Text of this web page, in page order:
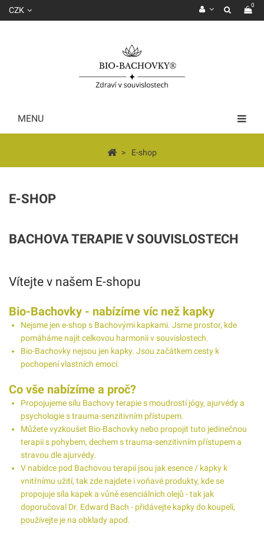
0
CZK
MENU
> E-shop
E-SHOP
BACHOVA TERAPIE V SOUVISLOSTECH
Vítejte v našem E-shopu
Bio-Bachovky - nabízíme víc než kapky
Nejsme jen e-shop s Bachovými kapkami. Jsme prostor, kde
pomáháme najít celkovou harmonii v souvislostech.
Bio-Bachovky nejsou jen kapky. Jsou začátkem cesty k
pochopení vlastních emocí.
Co vše nabízíme a proč?
Propojujeme sílu Bachovy terapie s moudrostí jógy, ajurvédy a
psychologie s trauma-senzitivním přístupem.
Můžete vyzkoušet Bio-Bachovky nebo propojit tuto jedinečnou
terapii s pohybem, dechem s trauma-senzitivním přístupem a
stravou dle ajurvédy.
V nabídce pod Bachovou terapií jsou jak esence / kapky k
vnitřnímu užití, tak zde najdete i voňavé produkty, kde se
propojuje síla kapek a vůně esenciálních olejů - tak jak
doporučoval Dr. Edward Bach - přidávejte kapky do koupelí,
používejte je na obklady apod.